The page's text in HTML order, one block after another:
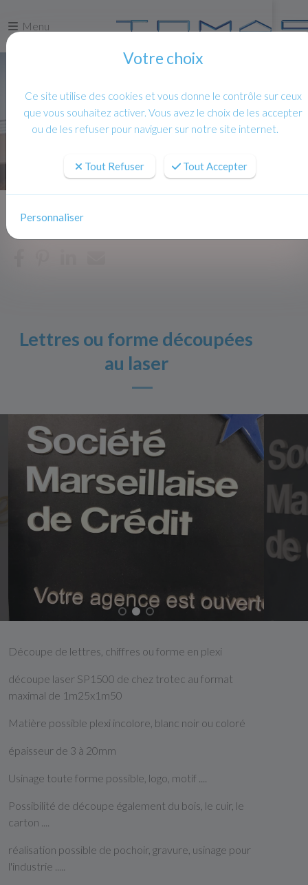
Menu
Lettres ou forme découpées
au laser
Découpe de lettres, chiffres ou forme en plexi
découpe laser SP1500 de chez trotec au format
maximal de 1m25x1m50
Matière possible plexi incolore, blanc noir ou coloré
épaisseur de 3 à 20mm
Usinage toute forme possible, logo, motif ....
Possibilité de découpe également du bois, le cuir, le
carton ....
réalisation possible de pochoir, gravure, usinage pour
l'industrie .....
Votre choix
Ce site utilise des cookies et vous donne le contrôle sur ceux
que vous souhaitez activer. Vous avez le choix de les accepter
ou de les refuser pour naviguer sur notre site internet.
Tout Refuser Tout Accepter
Personnaliser